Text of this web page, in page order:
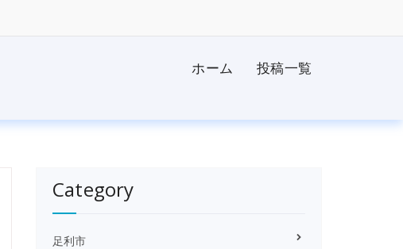
ホーム 投稿一覧
Category
足利市